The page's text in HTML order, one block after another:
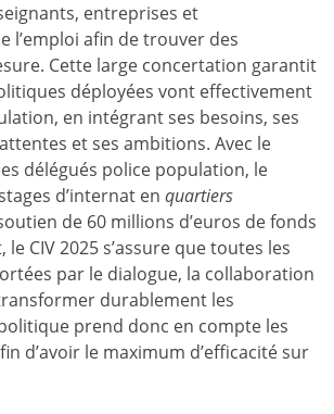
entreprises et
l’emploi afin de trouver des
Cette large concertation garantit
déployées vont effectivement
en intégrant ses besoins, ses
et ses ambitions. Avec le
délégués police population, le
d’internat en quartiers
de 60 millions d’euros de fonds
le CIV 2025 s’assure que toutes les
par le dialogue, la collaboration
durablement les
prend donc en compte les
d’avoir le maximum d’efficacité sur